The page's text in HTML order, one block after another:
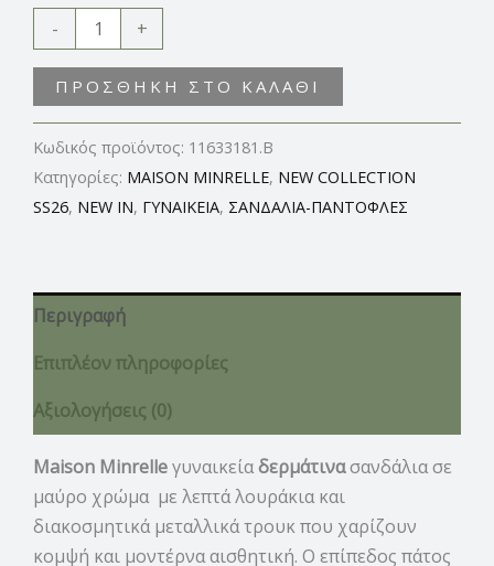
- +
ΠΡΟΣΘΉΚΗ ΣΤΟ ΚΑΛΆΘΙ
Κωδικός προϊόντος: 11633181.B
Κατηγορίες: MAISON MINRELLE, NEW COLLECTION
SS26, NEW IN, ΓΥΝΑΙΚΕΙΑ, ΣΑΝΔΑΛΙΑ-ΠΑΝΤΟΦΛΕΣ
Περιγραφή
Επιπλέον πληροφορίες
Αξιολογήσεις (0)
Maison Minrelleγυναικείαδερμάτινασανδάλια σε
μαύρο χρώμα με λεπτά λουράκια και
διακοσμητικά μεταλλικά τρουκ που χαρίζουν
κομψή και μοντέρνα αισθητική. Ο επίπεδος πάτος